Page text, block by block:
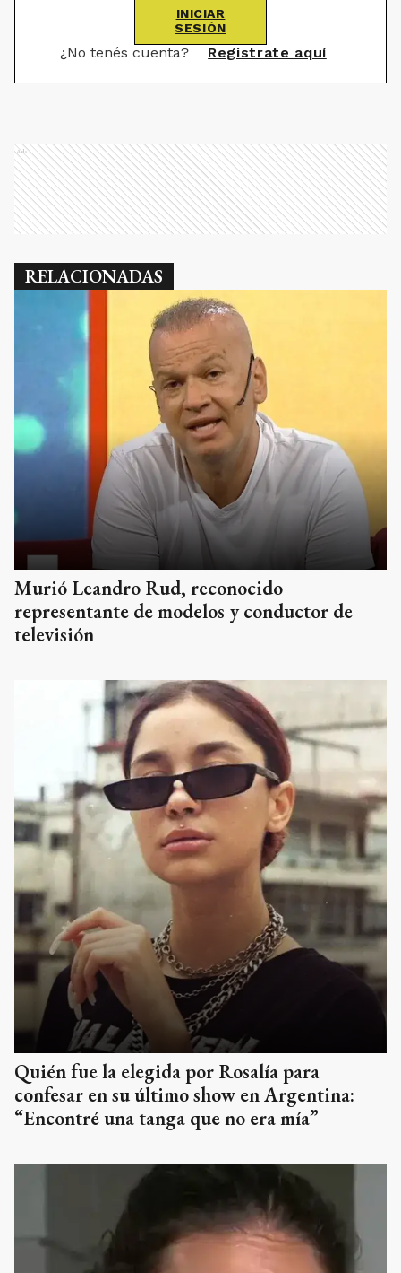
INICIAR
SESIÓN
¿No tenés cuenta? Registrate aquí
Ads
RELACIONADAS
Murió Leandro Rud, reconocido
representante de modelos y conductor de
televisión
Quién fue la elegida por Rosalía para
confesar en su último show en Argentina:
“Encontré una tanga que no era mía”